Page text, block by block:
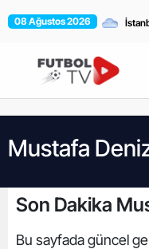
08 Ağustos 2026
Mustafa
Son Dakika
Bu sayfada güncel